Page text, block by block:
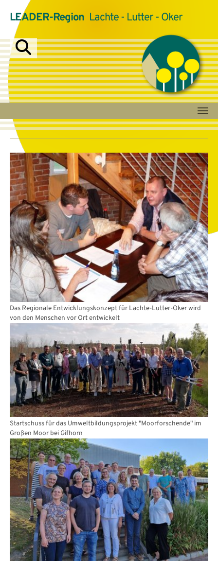
LEADER-Region Lachte - Lutter - Oker
Das Regionale Entwicklungskonzept für Lachte-Lutter-Oker wird
von den Menschen vor Ort entwickelt
Startschuss für das Umweltbildungsprojekt "Moorforschende" im
Großen Moor bei Gifhorn